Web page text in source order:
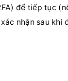
để tiếp tục
nhận sau